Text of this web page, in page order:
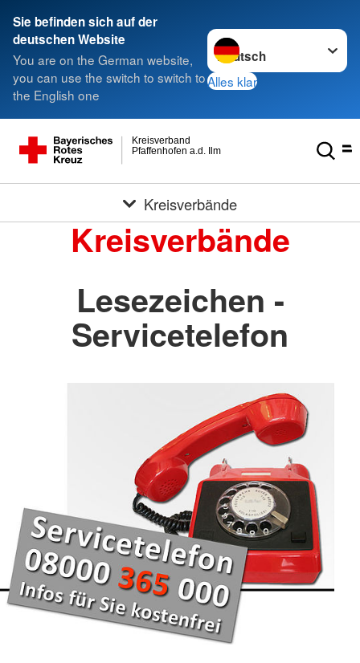
Sie befinden sich auf der
deutschen Website
You are on the German website,
you can use the switch to switch to
the English one
Sprache wechseln zu
Alles klar
Pfaffenhofen a.d. Ilm
Kreisverband
Kreisverbände
Kreisverbände
Lesezeichen -
Servicetelefon